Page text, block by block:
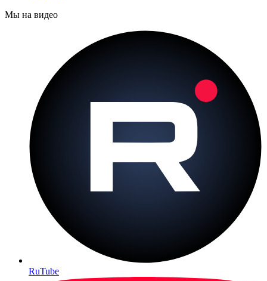
Мы на видео
RuTube